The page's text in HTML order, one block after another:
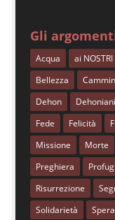
Gli
Acqua ai
Bellezza
Dehon
Dehoniani
Fede
Felicità
Missione
Morte
Preghiera
Risurrezione
Solidarietà